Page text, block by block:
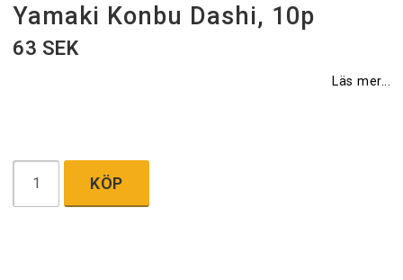
Yamaki Konbu Dashi, 10p
63 SEK
Läs mer...
KÖP